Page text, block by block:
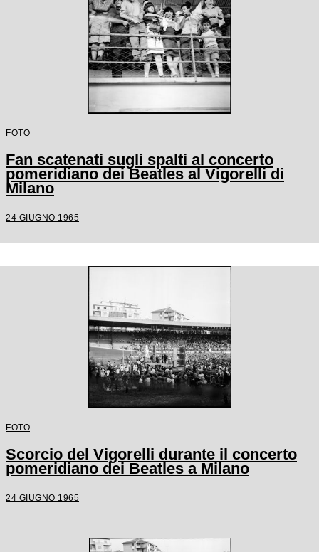
FOTO
Fan scatenati sugli spalti al concerto
pomeridiano dei Beatles al Vigorelli di
Milano
24 GIUGNO 1965
FOTO
Scorcio del Vigorelli durante il concerto
pomeridiano dei Beatles a Milano
24 GIUGNO 1965